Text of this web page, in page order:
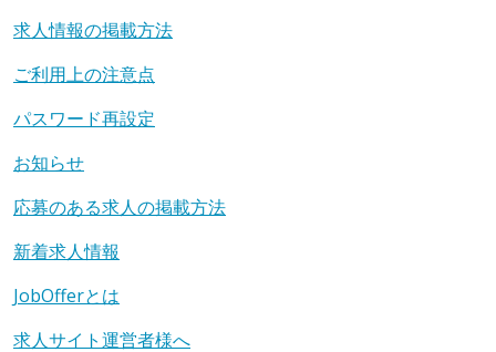
求人情報の掲載方法
ご利用上の注意点
パスワード再設定
お知らせ
応募のある求人の掲載方法
新着求人情報
JobOfferとは
求人サイト運営者様へ